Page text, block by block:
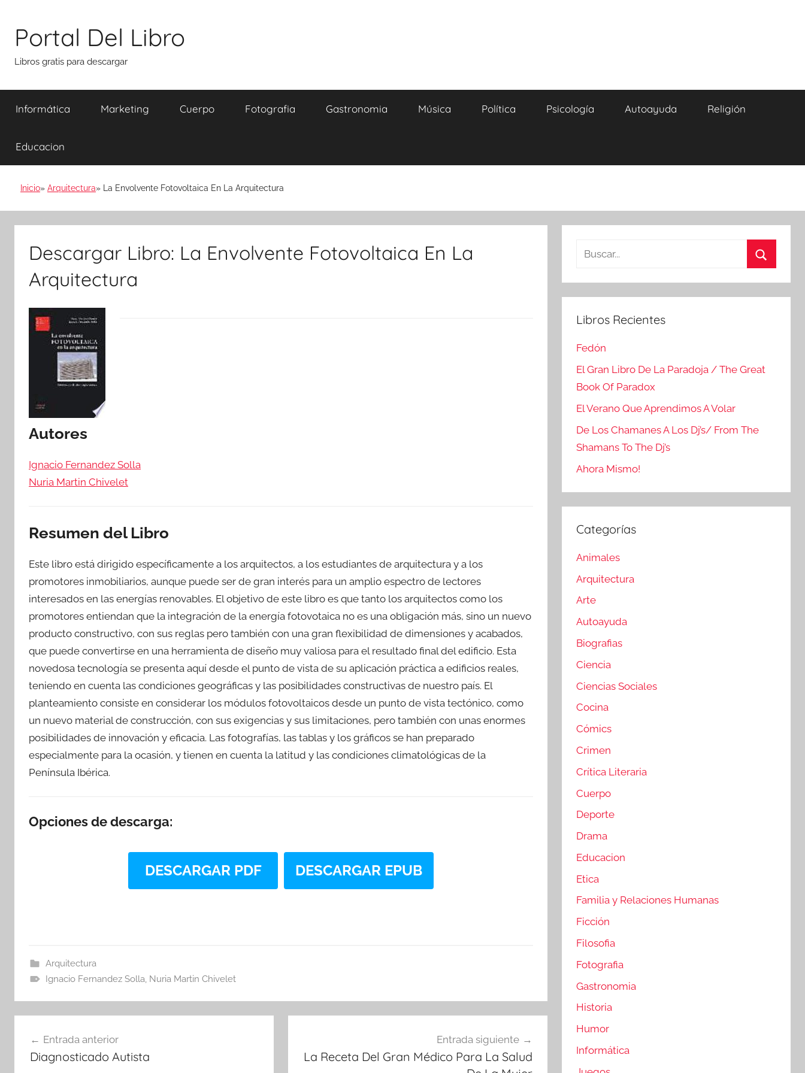
contenido
Portal Del Libro
Libros gratis para descargar
Informática Marketing Cuerpo Fotografia Gastronomia Música Política Psicología Autoayuda Religión
Educacion
Inicio Arquitectura La Envolvente Fotovoltaica En La Arquitectura
Descargar Libro: La Envolvente Fotovoltaica En La
Arquitectura
Autores
Ignacio Fernandez Solla
Nuria Martin Chivelet
Resumen del Libro
Este libro está dirigido específicamente a los arquitectos, a los estudiantes de arquitectura y a los
promotores inmobiliarios, aunque puede ser de gran interés para un amplio espectro de lectores
interesados en las energías renovables. El objetivo de este libro es que tanto los arquitectos como los
promotores entiendan que la integración de la energía fotovotaica no es una obligación más, sino un nuevo
producto constructivo, con sus reglas pero también con una gran flexibilidad de dimensiones y acabados,
que puede convertirse en una herramienta de diseño muy valiosa para el resultado final del edificio. Esta
novedosa tecnología se presenta aquí desde el punto de vista de su aplicación práctica a edificios reales,
teniendo en cuenta las condiciones geográficas y las posibilidades constructivas de nuestro país. El
planteamiento consiste en considerar los módulos fotovoltaicos desde un punto de vista tectónico, como
un nuevo material de construcción, con sus exigencias y sus limitaciones, pero también con unas enormes
posibilidades de innovación y eficacia. Las fotografías, las tablas y los gráficos se han preparado
especialmente para la ocasión, y tienen en cuenta la latitud y las condiciones climatológicas de la
Península Ibérica.
Opciones de descarga:
DESCARGAR PDF DESCARGAR EPUB
Arquitectura
Ignacio Fernandez Solla, Nuria Martin Chivelet
de
entradas
Entrada anterior
Diagnosticado Autista
Entrada siguiente
La Receta Del Gran Médico Para La Salud
Buscar:
Libros Recientes
Fedón
El Gran Libro De La Paradoja / The Great
Book Of Paradox
El Verano Que Aprendimos A Volar
De Los Chamanes A Los Dj’s/ From The
Shamans To The Dj’s
Ahora Mismo!
Categorías
Animales
Arquitectura
Arte
Autoayuda
Biografias
Ciencia
Ciencias Sociales
Cocina
Cómics
Crimen
Crítica Literaria
Cuerpo
Deporte
Drama
Educacion
Etica
Familia y Relaciones Humanas
Ficción
Filosofia
Fotografia
Gastronomia
Historia
Humor
Informática